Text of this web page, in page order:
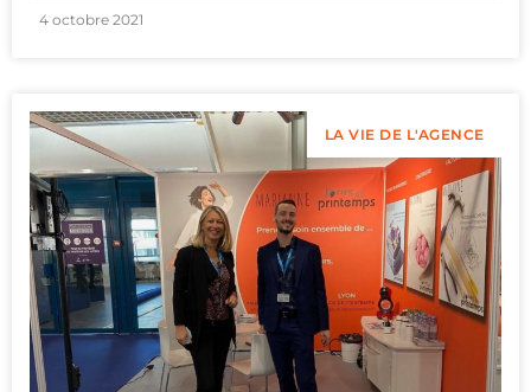
4 octobre 2021
LA VIE DE L'AGENCE